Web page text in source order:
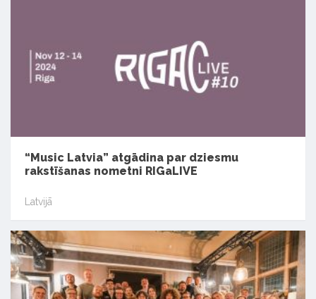
“Music Latvia” atgādina par dziesmu
rakstīšanas nometni RIGaLIVE
Latvijā